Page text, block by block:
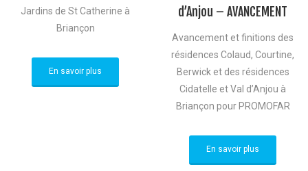
Jardins de St Catherine à
Briançon
En savoir plus
d’Anjou – AVANCEMENT
Avancement et finitions des
résidences Colaud, Courtine,
Berwick et des résidences
Cidatelle et Val d’Anjou à
Briançon pour PROMOFAR
En savoir plus